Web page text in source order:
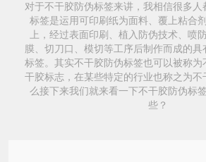
对于不干胶防伪标签来讲，我相信很多人
标签是运用可印刷纸为面料、覆上粘合
上，经过表面印刷、植入防伪技术、喷
膜、切刀口、模切等工序后制作而成的
标签。其实不干胶防伪标签也可以被称为
干胶标志，在某些特定的行业也称之为不
么接下来我们就来看一下不干胶防伪标
些？